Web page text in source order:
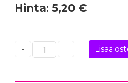
Hinta: 5,20 €
- + Lisää